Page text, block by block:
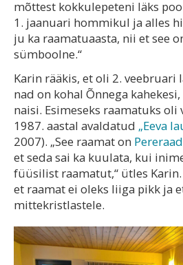
mõttest kokkulepeteni läks
1. jaanuari hommikul ja alles
ju ka raamatuaasta, nii et see
sümboolne.“
Karin rääkis, et oli 2. veebruari
nad on kohal Õnnega
naisi. Esimeseks raamatuks oli
1987. aastal avaldatud „Eeva
2007). „See raamat on
et seda sai ka kuulata, kui
füüsilist raamatut,“ ütles
et raamat ei oleks liiga pikk ja
mittekristlastele.